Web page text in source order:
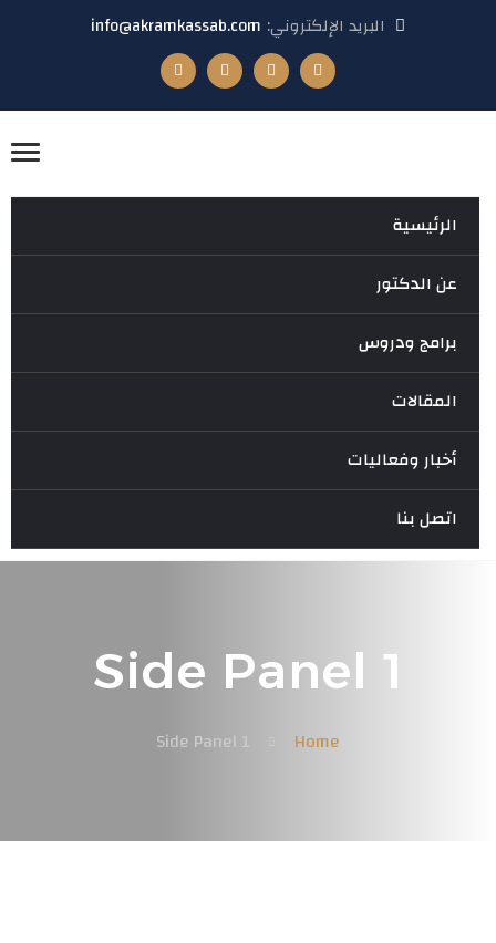
البريد الإلكتروني: info@akramkassab.com
الرئيسية
عن الدكتور
برامج ودروس
المقالات
أخبار وفعاليات
اتصل بنا
Side Panel 1
Home
Side Panel 1